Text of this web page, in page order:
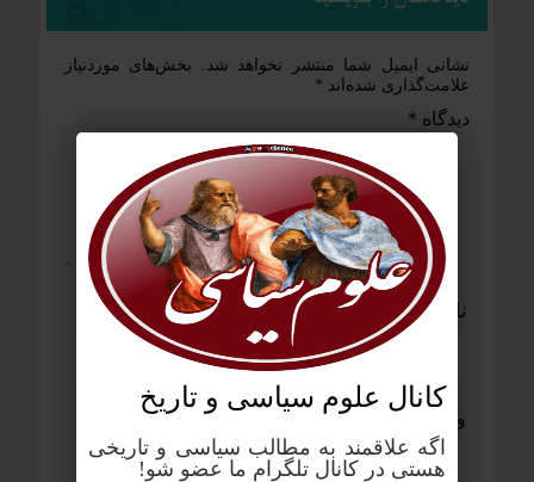
نشانی ایمیل شما منتشر نخواهد شد.
بخش‌های موردنیاز
علامت‌گذاری شده‌اند *
دیدگاه *
نام * ایمیل*
وب‌ سایت
کانال علوم‌ سیاسی و تاریخ
اگه علاقمند به مطالب سیاسی و تاریخی
هستی در کانال تلگرام ما عضو شو!